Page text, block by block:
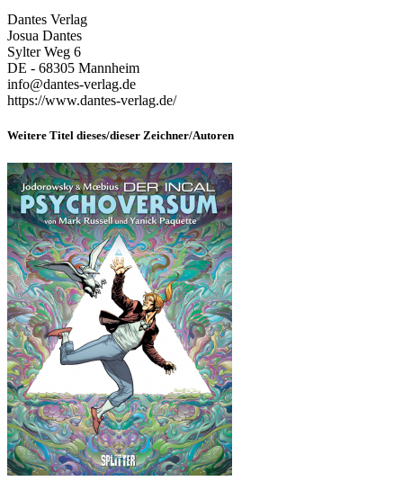
Dantes Verlag
Josua Dantes
Sylter Weg 6
DE - 68305 Mannheim
info@dantes-verlag.de
https://www.dantes-verlag.de/
Weitere Titel dieses/dieser Zeichner/Autoren